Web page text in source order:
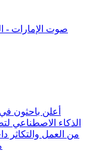
أعلن باحثون
الذكاء الاصطناعي
من العمل والتكاثر